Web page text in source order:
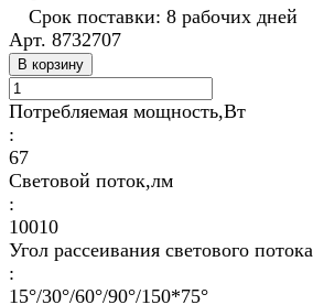
Срок поставки: 8 рабочих дней
Арт. 8732707
В корзину
Потребляемая мощность,Вт
:
67
Световой поток,лм
:
10010
Угол рассеивания светового потока
:
15°/30°/60°/90°/150*75°